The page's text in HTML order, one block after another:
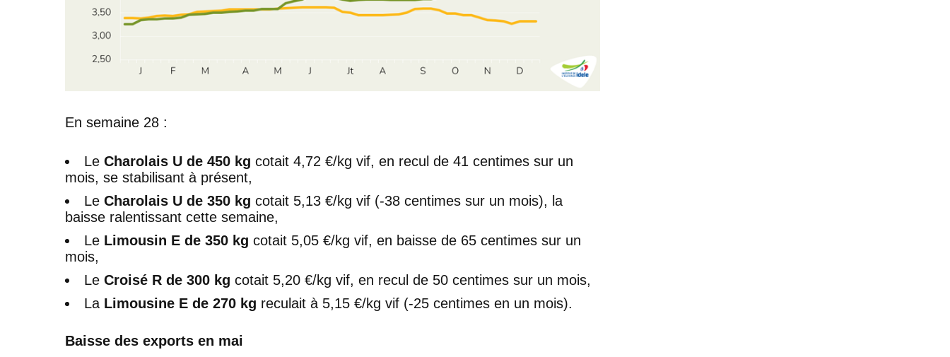
En semaine 28 :
Le Charolais U de 450 kg cotait 4,72 €/kg vif, en recul de 41 centimes sur un
mois, se stabilisant à présent,
Le Charolais U de 350 kg cotait 5,13 €/kg vif (-38 centimes sur un mois), la
baisse ralentissant cette semaine,
Le Limousin E de 350 kg cotait 5,05 €/kg vif, en baisse de 65 centimes sur un
mois,
Le Croisé R de 300 kg cotait 5,20 €/kg vif, en recul de 50 centimes sur un mois,
La Limousine E de 270 kg reculait à 5,15 €/kg vif (-25 centimes en un mois).
Baisse des exports en mai